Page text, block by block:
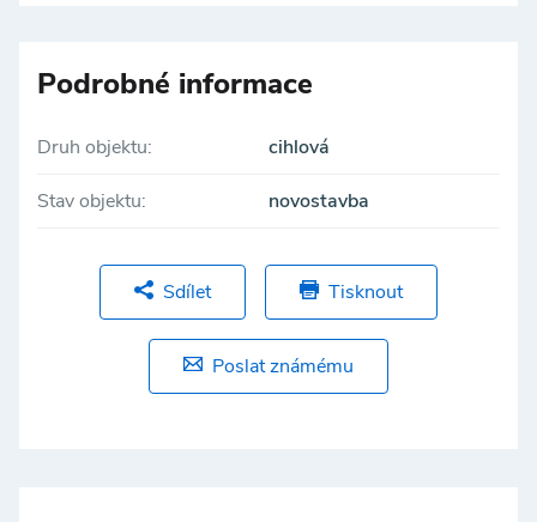
Podrobné informace
Druh objektu: cihlová
Stav objektu: novostavba
Sdílet Tisknout
Poslat známému